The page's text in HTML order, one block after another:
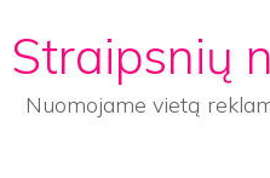
Straipsnių
Nuomojame vietą